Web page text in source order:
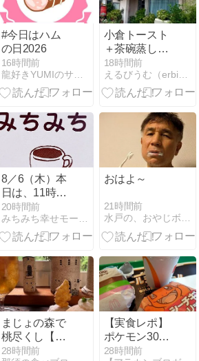
#今日はハム
の日2026
16時間前
龍好きYUMIのサイト（アメーバ ブログ編）
小倉トースト
＋茶碗蒸し＋
ゆで卵＋酢の
物＝モーニン
グ
18時間前
えるびうむ（erbium）ブログ「喫茶モーニング編」
8／6（木）本
日は、11時30
分から16時ま
でとなりま
す！( ´ ▽ ` )
20時間前
みちみち幸せモーニング
おはよ～
21時間前
水戸の、おやじボクサー。素人だって10戦やったぞーっ!!!…
まじょの森で
桃尽くし【那
須町】
28時間前
【実食レポ】
ポケモン30周
年バーガー
28時間前